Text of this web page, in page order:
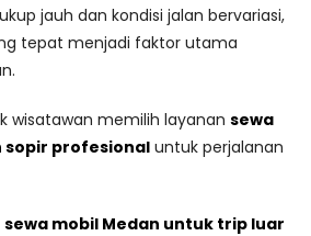
jauh dan kondisi jalan bervariasi,
tepat menjadi faktor utama
wisatawan memilih layanansewa
sopir profesional untuk perjalanan
sewa mobil Medan untuk trip luar